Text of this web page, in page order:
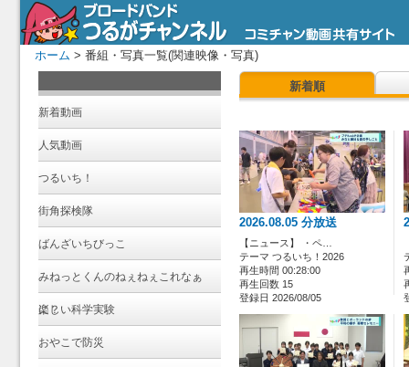
ホーム > 番組・写真一覧(関連映像・写真)
新着動画
人気動画
つるいち！
街角探検隊
ばんざいちびっこ
みねっとくんのねぇねぇこれなぁ
に？
楽しい科学実験
おやこで防災
新着順
2026.08.05 分放送
【ニュース】 ・ペ…
テーマ つるいち！2026
再生時間 00:28:00
再生回数 15
登録日 2026/08/05